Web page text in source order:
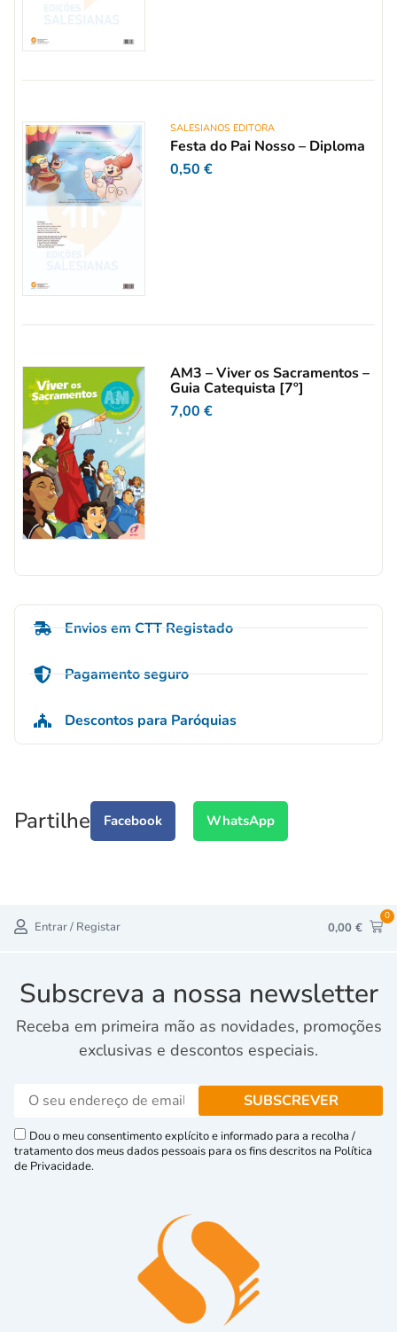
SALESIANOS EDITORA
Festa do Pai Nosso – Diploma
0,50€
AM3 – Viver os Sacramentos –
Guia Catequista [7º]
7,00€
Envios em CTT Registado
Pagamento seguro
Descontos para Paróquias
Partilhe Facebook WhatsApp
Entrar / Registar 0,00 €
0
Subscreva a nossa newsletter
Receba em primeira mão as novidades, promoções
exclusivas e descontos especiais.
Dou o meu consentimento explícito e informado para a recolha /
tratamento dos meus dados pessoais para os fins descritos na Política
de Privacidade.